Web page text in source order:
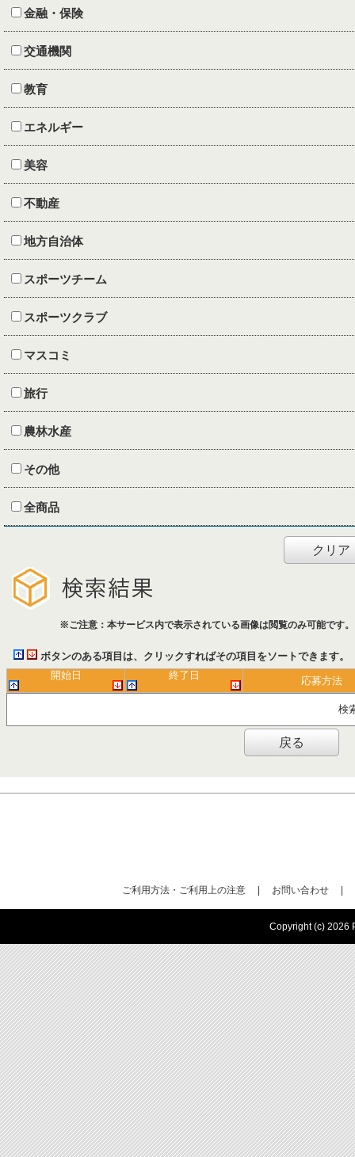
金融・保険
交通機関
教育
エネルギー
美容
不動産
地方自治体
スポーツチーム
スポーツクラブ
マスコミ
旅行
農林水産
その他
全商品
クリア
※ご注意：本サービス内で表示されている画像は閲覧のみ可能です。
ボタンのある項目は、クリックすればその項目をソートできます。
開始日
終了日 応募方法
検
戻る
ご利用方法・ご利用上の注意 お問い合わせ
Copyright (c) 2026